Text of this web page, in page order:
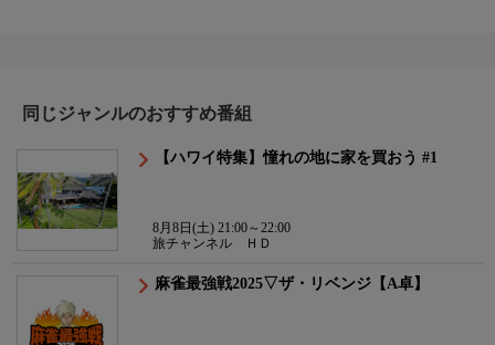
同じジャンルのおすすめ番組
【ハワイ特集】憧れの地に家を買おう #1
8月8日(土) 21:00～22:00
旅チャンネル ＨＤ
麻雀最強戦2025▽ザ・リベンジ【A卓】